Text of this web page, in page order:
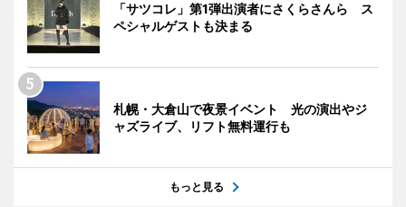
「サツコレ」第1弾出演者にさくらさんら ス
ペシャルゲストも決まる
札幌・大倉山で夜景イベント 光の演出やジ
ャズライブ、リフト無料運行も
もっと見る